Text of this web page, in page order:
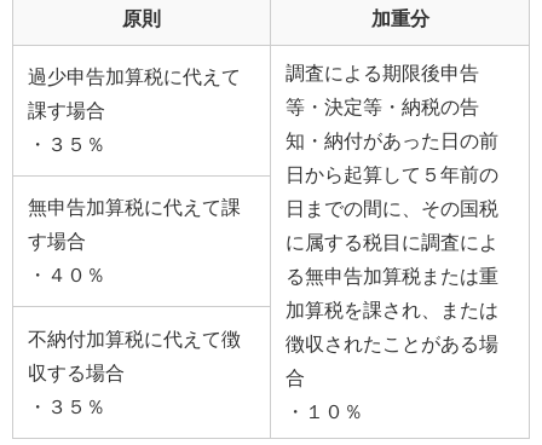
原則 加重分
過少申告加算税に代えて
課す場合
・３５％
調査による期限後申告
等・決定等・納税の告
知・納付があった日の前
日から起算して５年前の
日までの間に、その国税
に属する税目に調査によ
る無申告加算税または重
加算税を課され、または
徴収されたことがある場
合
・１０％
無申告加算税に代えて課
す場合
・４０％
不納付加算税に代えて徴
収する場合
・３５％